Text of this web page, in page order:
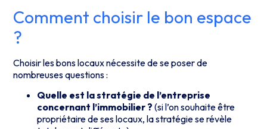
Comment choisir le bon espace
?
Choisir les bons locaux nécessite de se poser de
nombreuses questions :
Quelle est la stratégie de l’entreprise
concernant l’immobilier ? (si l’on souhaite être
propriétaire de ses locaux, la stratégie se révèle